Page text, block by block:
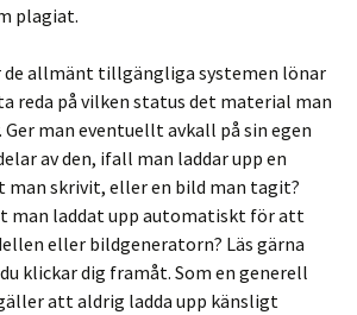
plagiat.
de allmänt tillgängliga systemen lönar
reda på vilken status det material man
man eventuellt avkall på sin egen
av den, ifall man laddar upp en
skrivit, eller en bild man tagit?
man laddat upp automatiskt för att
eller bildgeneratorn? Läs gärna
klickar dig framåt. Som en generell
att aldrig ladda upp känsligt